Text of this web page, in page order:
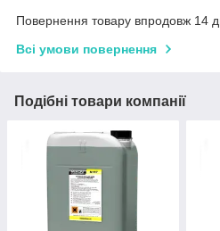
Повернення товару впродовж 14
Всі умови повернення
Подібні товари компанії